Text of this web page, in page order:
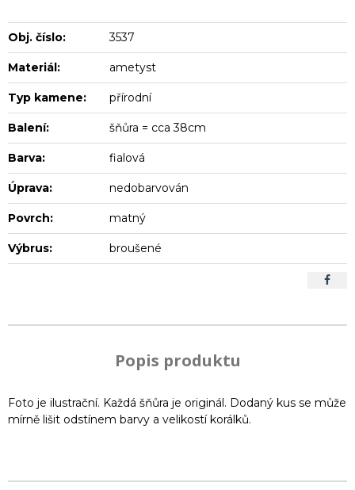
Obj. číslo: 3537
Materiál: ametyst
Typ kamene: přírodní
Balení: šňůra = cca 38cm
Barva: fialová
Úprava: nedobarvován
Povrch: matný
Výbrus: broušené
Popis produktu
Foto je ilustrační. Každá šňůra je originál. Dodaný kus se může
mírně lišit odstínem barvy a velikostí korálků.